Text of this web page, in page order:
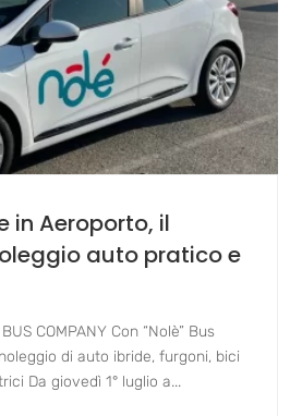
in Aeroporto, il
auto pratico e
COMPANY Con “Nolè” Bus
di auto ibride, furgoni, bici
Da giovedì 1° luglio a...